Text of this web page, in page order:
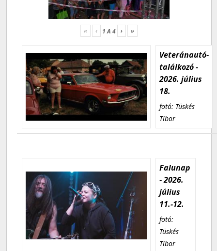
« ‹ 1A 4 › »
Veteránautó-
találkozó -
2026. július
18.
fotó: Tüskés
Tibor
Falunap
- 2026.
július
11.-12.
fotó:
Tüskés
Tibor